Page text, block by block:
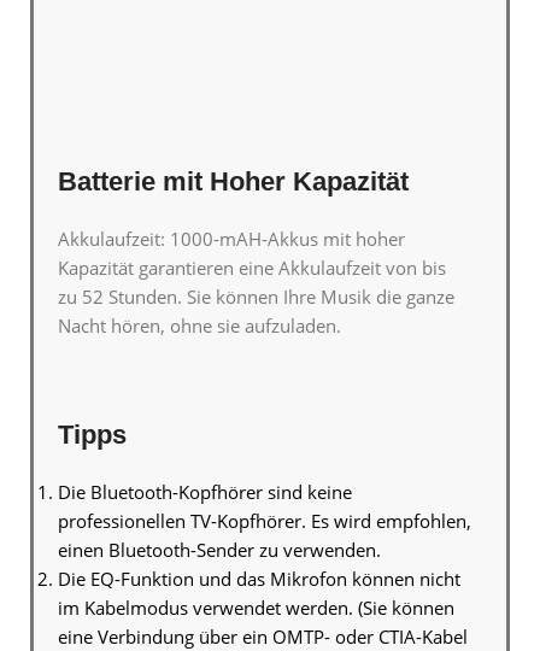
Batterie mit Hoher Kapazität
Akkulaufzeit: 1000-mAH-Akkus mit hoher
Kapazität garantieren eine Akkulaufzeit von bis
zu 52 Stunden. Sie können Ihre Musik die ganze
Nacht hören, ohne sie aufzuladen.
Tipps
Die Bluetooth-Kopfhörer sind keine
professionellen TV-Kopfhörer. Es wird empfohlen,
einen Bluetooth-Sender zu verwenden.
Die EQ-Funktion und das Mikrofon können nicht
im Kabelmodus verwendet werden. (Sie können
eine Verbindung über ein OMTP- oder CTIA-Kabel